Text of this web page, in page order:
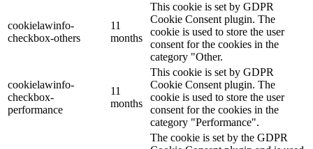
cookielawinfo-
checkbox-others
11
months
This cookie is set by GDPR
Cookie Consent plugin. The
cookie is used to store the user
consent for the cookies in the
category "Other.
cookielawinfo-
checkbox-
performance
11
months
This cookie is set by GDPR
Cookie Consent plugin. The
cookie is used to store the user
consent for the cookies in the
category "Performance".
The cookie is set by the GDPR